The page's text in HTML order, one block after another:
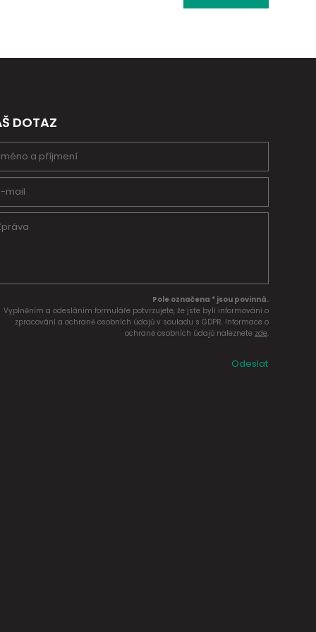
DOTAZ
Pole označena * jsou povinná.
Vyplněním a odesláním formuláře potvrzujete, že jste byli informováni o
zpracování a ochraně osobních údajů v souladu s GDPR. Informace o
ochraně osobních údajů naleznete zde.
Odeslat